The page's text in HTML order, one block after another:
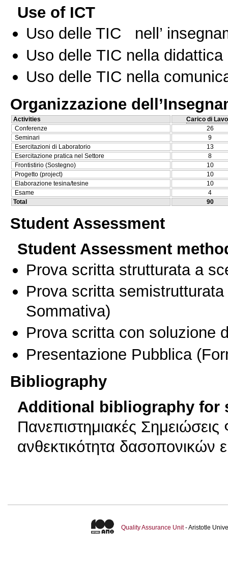
Use of ICT
Uso delle TIC nell’
Uso delle TIC nella
Uso delle TIC nella
Organizzazione
Activities
Carico di
Conferenze
26
Seminari
9
Esercitazioni di Laboratorio
13
Esercitazione pratica nel Settore
8
Frontistirio (Sostegno)
10
Progetto (project)
10
Elaborazione tesina/tesine
10
Esame
4
Total
90
Student Assessment
Student Assessment
Prova scritta strutturata a
Prova scritta
Sommativa)
Prova scritta con soluzione
Presentazione Pubblica
Bibliography
Additional bibliography for
Πανεπιστημιακές
ανθεκτικότητα δασοπονικών
Quality Assurance Unit- Aristotle